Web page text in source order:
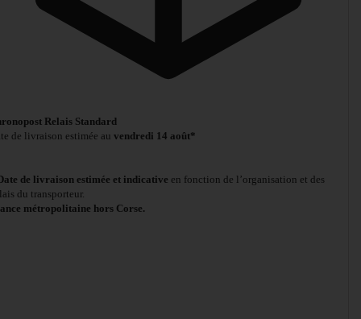
Relais Standard
de livraison estimée au vendredi 14 août*
de livraison estimée et indicative en fonction de l’organisation et des
du transporteur.
métropolitaine hors Corse.